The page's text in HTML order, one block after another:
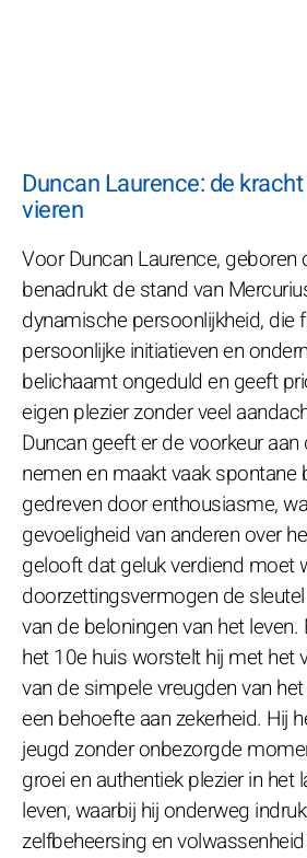
Duncan Laurence: de
vieren
Voor Duncan Laurence,
benadrukt de stand van
dynamische persoonlijkheid, die
persoonlijke initiatieven en
belichaamt ongeduld en geeft
eigen plezier zonder veel
Duncan geeft er de voorkeur
nemen en maakt vaak spontane
gedreven door enthousiasme,
gevoeligheid van anderen over
gelooft dat geluk verdiend moet
doorzettingsvermogen de
van de beloningen van het
het 10e huis worstelt hij met het
van de simpele vreugden van
een behoefte aan zekerheid. Hij
jeugd zonder onbezorgde
groei en authentiek plezier in het
leven, waarbij hij onderweg
zelfbeheersing en